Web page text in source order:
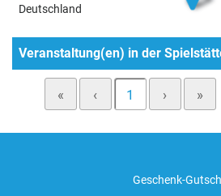
Deutschland
Veranstaltung(en) in der
« ‹ 1 › »
Geschenk-